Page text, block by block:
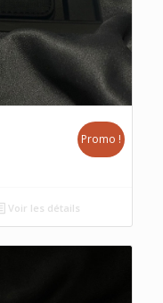
د.م.400.00.
Promo !
Voir les détails